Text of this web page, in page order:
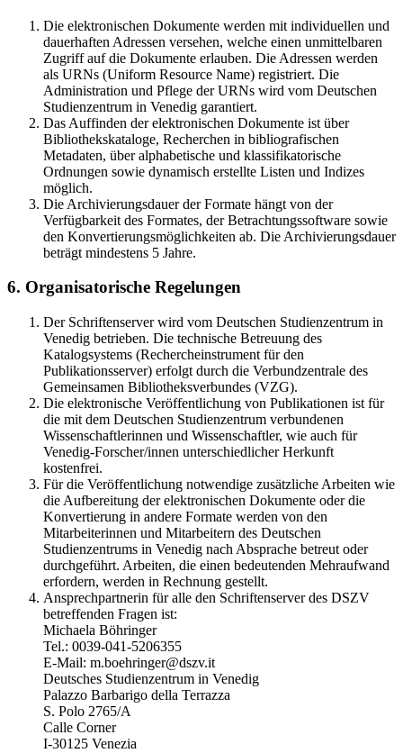
Die elektronischen Dokumente werden mit individuellen und
dauerhaften Adressen versehen, welche einen unmittelbaren
Zugriff auf die Dokumente erlauben. Die Adressen werden
als URNs (Uniform Resource Name) registriert. Die
Administration und Pflege der URNs wird vom Deutschen
Studienzentrum in Venedig garantiert.
Das Auffinden der elektronischen Dokumente ist über
Bibliothekskataloge, Recherchen in bibliografischen
Metadaten, über alphabetische und klassifikatorische
Ordnungen sowie dynamisch erstellte Listen und Indizes
möglich.
Die Archivierungsdauer der Formate hängt von der
Verfügbarkeit des Formates, der Betrachtungssoftware sowie
den Konvertierungsmöglichkeiten ab. Die Archivierungsdauer
beträgt mindestens 5 Jahre.
6. Organisatorische Regelungen
Der Schriftenserver wird vom Deutschen Studienzentrum in
Venedig betrieben. Die technische Betreuung des
Katalogsystems (Rechercheinstrument für den
Publikationsserver) erfolgt durch die Verbundzentrale des
Gemeinsamen Bibliotheksverbundes (VZG).
Die elektronische Veröffentlichung von Publikationen ist für
die mit dem Deutschen Studienzentrum verbundenen
Wissenschaftlerinnen und Wissenschaftler, wie auch für
Venedig-Forscher/innen unterschiedlicher Herkunft
kostenfrei.
Für die Veröffentlichung notwendige zusätzliche Arbeiten wie
die Aufbereitung der elektronischen Dokumente oder die
Konvertierung in andere Formate werden von den
Mitarbeiterinnen und Mitarbeitern des Deutschen
Studienzentrums in Venedig nach Absprache betreut oder
durchgeführt. Arbeiten, die einen bedeutenden Mehraufwand
erfordern, werden in Rechnung gestellt.
Ansprechpartnerin für alle den Schriftenserver des DSZV
betreffenden Fragen ist:
Michaela Böhringer
Tel.: 0039-041-5206355
E-Mail: m.boehringer@dszv.it
Deutsches Studienzentrum in Venedig
Palazzo Barbarigo della Terrazza
S. Polo 2765/A
Calle Corner
I-30125 Venezia